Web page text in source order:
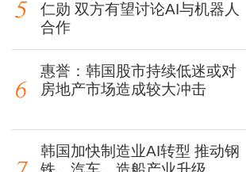
仁勋 双方有望讨论AI与机器人
合作
惠誉：韩国股市持续低迷或对
房地产市场造成较大冲击
韩国加快制造业AI转型 推动钢